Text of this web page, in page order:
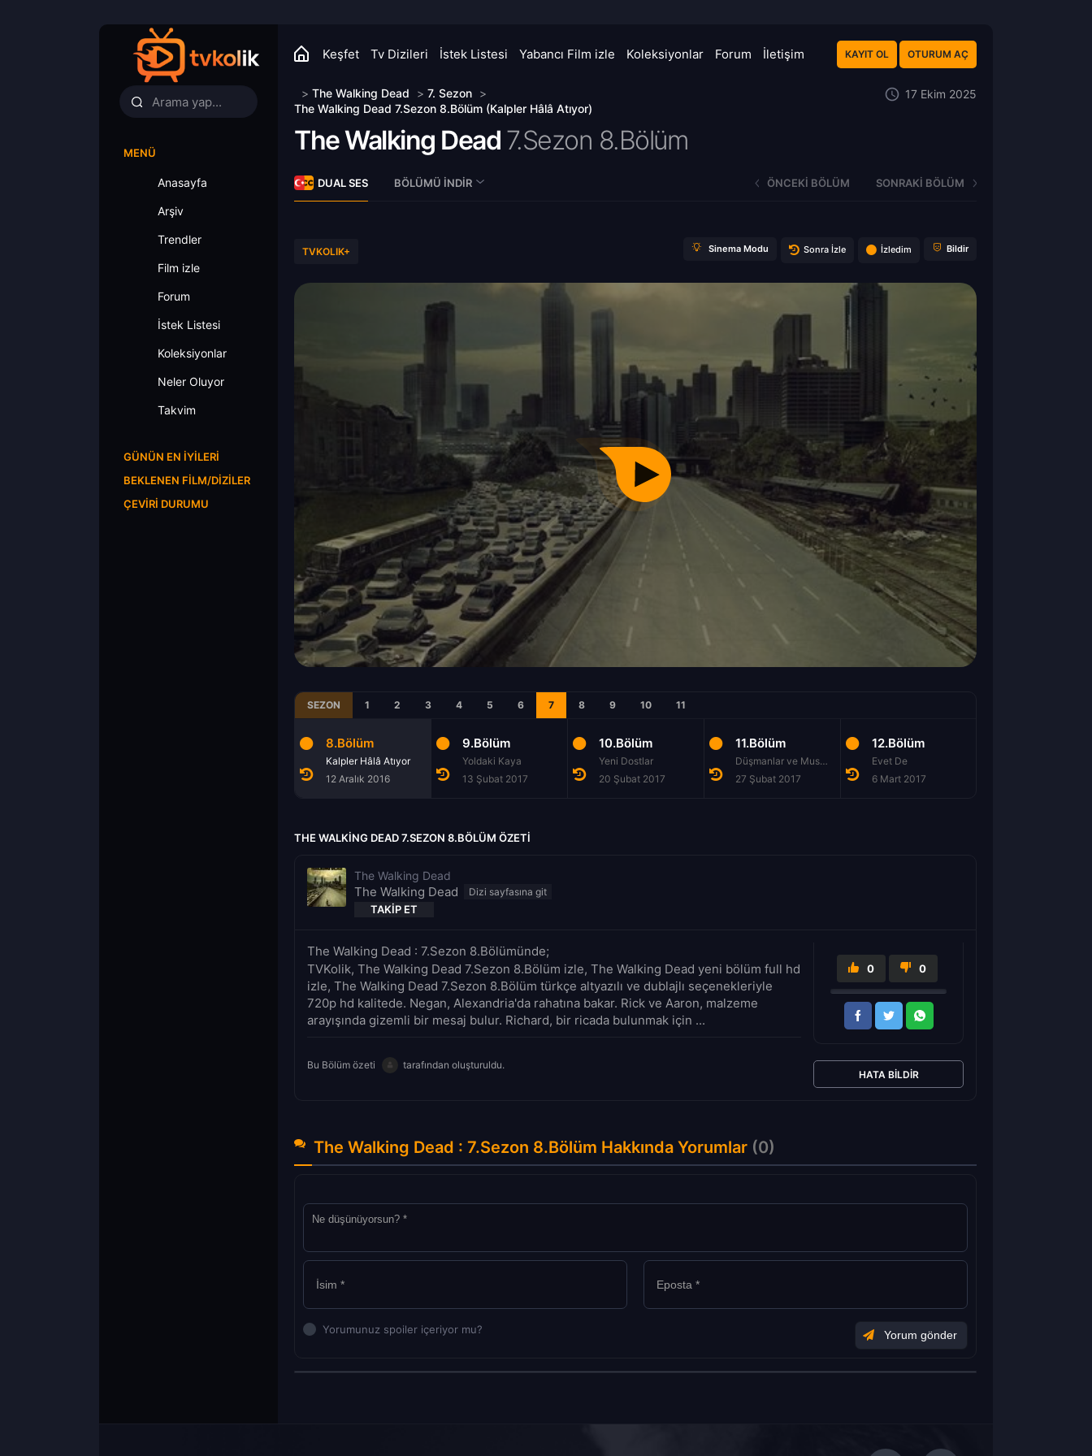
Keşfet Tv Dizileri İstek Listesi Yabancı Film izle Koleksiyonlar Forum İletişim KAYIT OL OTURUM AÇ
MENÜ
Anasayfa
Arşiv
Trendler
Film izle
Forum
İstek Listesi
Koleksiyonlar
Neler Oluyor
Takvim
GÜNÜN EN İYILERI
BEKLENEN FILM/DIZILER
ÇEVIRI DURUMU
> The Walking Dead > 7. Sezon >
The Walking Dead 7.Sezon 8.Bölüm (Kalpler Hâlâ Atıyor)
17 Ekim 2025
The Walking Dead 7.Sezon 8.Bölüm
DUAL SES BÖLÜMÜ İNDIR ÖNCEKI BÖLÜM SONRAKI BÖLÜM
TVKOLIK+ Sinema Modu Sonra İzle İzledim Bildir
SEZON 1 2 3 4 5 6 7 8 9 10 11
8.Bölüm
Kalpler Hâlâ Atıyor
12 Aralık 2016
9.Bölüm
Yoldaki Kaya
13 Şubat 2017
10.Bölüm
Yeni Dostlar
20 Şubat 2017
11.Bölüm
Düşmanlar ve Musibetler
27 Şubat 2017
12.Bölüm
Evet De
6 Mart 2017
THE WALKING DEAD 7.SEZON 8.BÖLÜM ÖZETI
The Walking Dead
The Walking Dead
TAKIP ET
The Walking Dead : 7.Sezon 8.Bölümünde;
TVKolik, The Walking Dead 7.Sezon 8.Bölüm izle, The Walking Dead yeni bölüm full hd
izle, The Walking Dead 7.Sezon 8.Bölüm türkçe altyazılı ve dublajlı seçenekleriyle
720p hd kalitede. Negan, Alexandria'da rahatına bakar. Rick ve Aaron, malzeme
arayışında gizemli bir mesaj bulur. Richard, bir ricada bulunmak için ...
Bu Bölüm özeti tarafından oluşturuldu.
0 0
HATA BILDIR
The Walking Dead : 7.Sezon 8.Bölüm Hakkında Yorumlar (0)
Yorumunuz spoiler içeriyor mu?